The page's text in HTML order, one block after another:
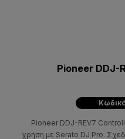
Pioneer DDJ-
Pioneer DDJ-REV7
χρήση με Serato DJ Pro.